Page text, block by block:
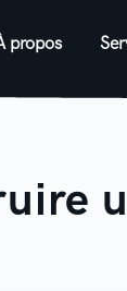
propos